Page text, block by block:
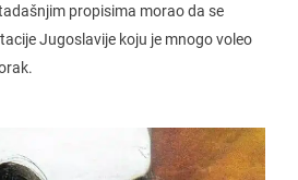
propisima morao da se
Jugoslavije koju je mnogo voleo